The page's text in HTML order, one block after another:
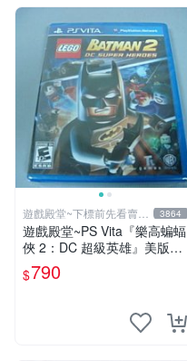
遊戲殿堂~下標前先看賣場
關於我
3864
遊戲殿堂~PS Vita『樂高蝙蝠
俠 2：DC 超級英雄』美版全
新品
$790